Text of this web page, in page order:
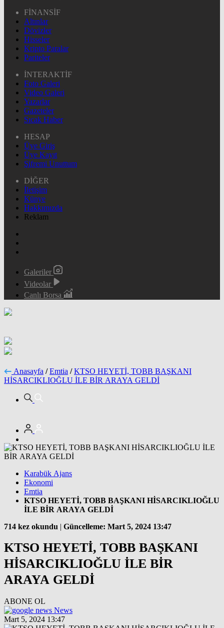
FİNANSİF
Altınlar
Dövizler
Hisseler
Kripto Paralar
Pariteler
İNTERAKTİF
Foto Galeri
Video Galeri
Yazarlar
Gazeteler
Sıcak Haber
HESAP
Üye Giriş
Üye Kayıt
Şifremi Unuttum
DİĞER
İletişim
Künye
Hakkımızda
Reklam
Galeriler
Videolar
Canlı Borsa
Anasayfa / Emtia / KTSO HEYETİ, TOBB BAŞKANI
HİSARCIKLIOĞLU İLE BİR ARAYA GELDİ
Karabük Ajans
Ekonomi
Emtia
KTSO HEYETİ, TOBB BAŞKANI HİSARCIKLIOĞLU
İLE BİR ARAYA GELDİ
714 kez okundu | Güncelleme: Mart 5, 2024 13:47
KTSO HEYETİ, TOBB BAŞKANI
HİSARCIKLIOĞLU İLE BİR
ARAYA GELDİ
ABONE OL
News
Mart 5, 2024 13:47